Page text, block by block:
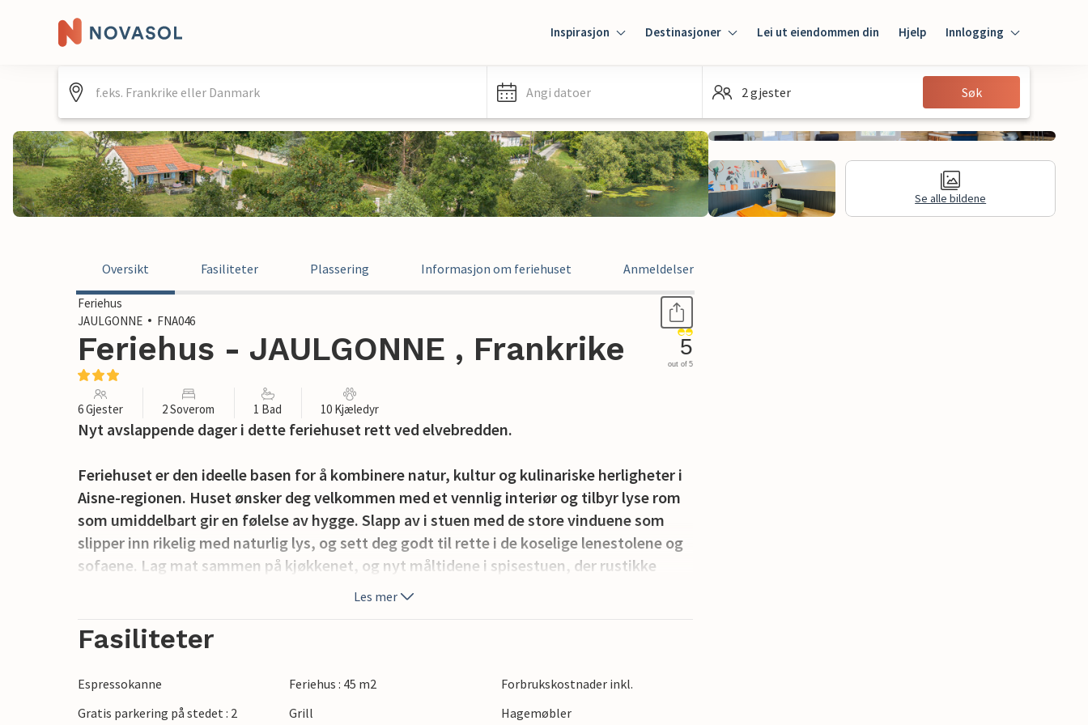
Inspirasjon Destinasjoner Lei ut eiendommen din Hjelp Innlogging
Innlogging
Gjest
Angi datoer 2 gjester Søk
Se alle bildene
Oversikt Fasiliteter Plassering Informasjon om feriehuset Anmeldelser
Feriehus
JAULGONNE
FNA046
Feriehus - JAULGONNE , Frankrike 5
out of 5
6 Gjester 2 Soverom 1 Bad 10 Kjæledyr
Nyt avslappende dager i dette feriehuset rett ved elvebredden.
Feriehuset er den ideelle basen for å kombinere natur, kultur og kulinariske herligheter i
Aisne-regionen. Huset ønsker deg velkommen med et vennlig interiør og tilbyr lyse rom
som umiddelbart gir en følelse av hygge. Slapp av i stuen med de store vinduene som
slipper inn rikelig med naturlig lys, og sett deg godt til rette i de koselige lenestolene og
sofaene. Lag mat sammen på kjøkkenet, og nyt måltidene i spisestuen, der rustikke
Gå ut på terrassen og nyt utsikten over den store hagen. Velg mellom solfylte og
Det velholdte uteområdet med mye grønt gir barna plass til å leke og de voksne
Les mer
Fasiliteter
Espressokanne Feriehus : 45 m2
Forbrukskostnader inkl.
Gratis parkering på stedet : 2
Grill Hagemøbler